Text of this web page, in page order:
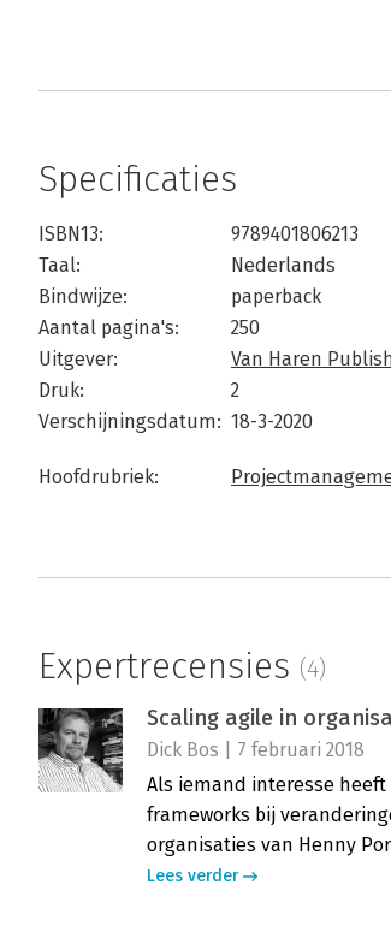
Specificaties
ISBN13:
9789401806213
Taal:
Nederlands
Bindwijze:
paperback
Aantal pagina's:
250
Uitgever:
Van Haren
Druk:
2
Verschijningsdatum: 18-3-2020
Hoofdrubriek:
Expertrecensies (4)
Scaling agile in
Dick Bos | 7 februari 2018
Als iemand interesse
frameworks bij
organisaties van Henny
Lees verder